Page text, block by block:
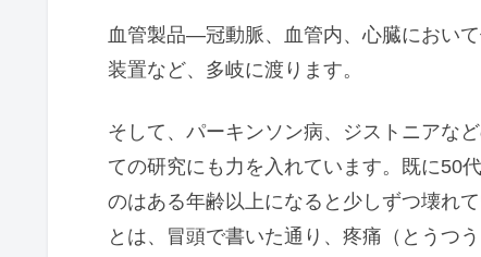
血管製品―冠動脈、血管内、心臓におい
装置など、多岐に渡ります。
そして、パーキンソン病、ジストニアな
ての研究にも力を入れています。既に50
のはある年齢以上になると少しずつ壊れ
とは、冒頭で書いた通り、疼痛（とうつ